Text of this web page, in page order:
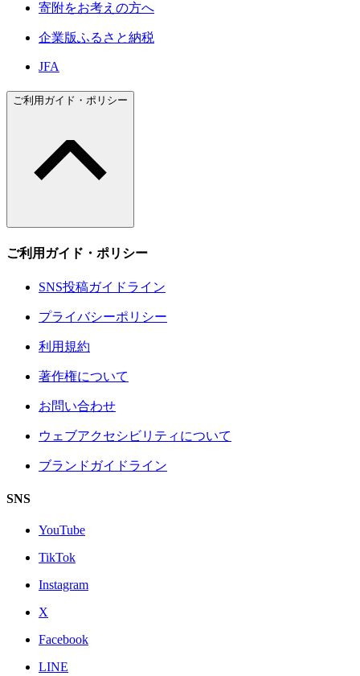
寄附をお考えの方へ
企業版ふるさと納税
JFA
ご利用ガイド・ポリシー
ご利用ガイド・ポリシー
SNS投稿ガイドライン
プライバシーポリシー
利用規約
著作権について
お問い合わせ
ウェブアクセシビリティについて
ブランドガイドライン
SNS
YouTube
TikTok
Instagram
X
Facebook
LINE